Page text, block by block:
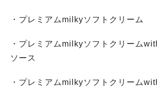
・プレミアムmilkyソフトクリーム
・プレミアムmilkyソフトクリーム
ソース
・プレミアムmilkyソフトクリーム